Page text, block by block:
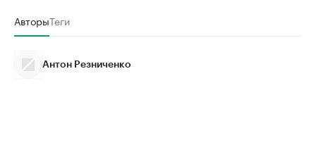
АвторыТеги
Антон Резниченко